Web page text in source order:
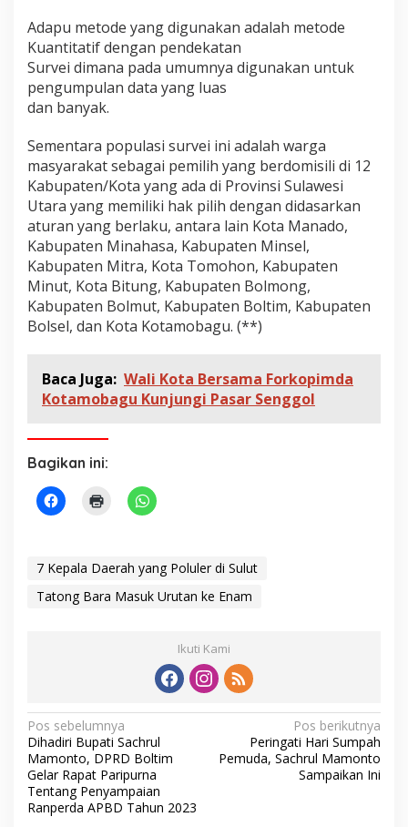
Adapu metode yang digunakan adalah metode
Kuantitatif dengan pendekatan
Survei dimana pada umumnya digunakan untuk
pengumpulan data yang luas
dan banyak.
Sementara populasi survei ini adalah warga
masyarakat sebagai pemilih yang berdomisili di 12
Kabupaten/Kota yang ada di Provinsi Sulawesi
Utara yang memiliki hak pilih dengan didasarkan
aturan yang berlaku, antara lain Kota Manado,
Kabupaten Minahasa, Kabupaten Minsel,
Kabupaten Mitra, Kota Tomohon, Kabupaten
Minut, Kota Bitung, Kabupaten Bolmong,
Kabupaten Bolmut, Kabupaten Boltim, Kabupaten
Bolsel, dan Kota Kotamobagu. (**)
Baca Juga: Wali Kota Bersama Forkopimda
Kotamobagu Kunjungi Pasar Senggol
Bagikan ini:
7 Kepala Daerah yang Poluler di Sulut
Tatong Bara Masuk Urutan ke Enam
Ikuti Kami
N
a
v
i
Pos sebelumnya
Dihadiri Bupati Sachrul
Mamonto, DPRD Boltim
Gelar Rapat Paripurna
Tentang Penyampaian
Ranperda APBD Tahun 2023
Pos berikutnya
Peringati Hari Sumpah
Pemuda, Sachrul Mamonto
Sampaikan Ini